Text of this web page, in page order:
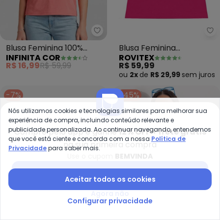
Infinita Cor - Blusa Feminina
Blusa Feminina 100%
Poliéster Básica (Rosa)
INFINITA COR
R$ 16,99R$ 59,99
Blusa Feminina
Viscotorcion com Bolso
(Rosa)
ROVITEX
R$ 59,99
ou 2x de R$ 29,99 sem juros
-7% -45%
Compre pelo app e ganhe12% OFF + frete grátis
na sua primeira compra
Nós utilizamos cookies e tecnologias similares para melhorar sua
experiência de compra, incluindo conteúdo relevante e
publicidade personalizada. Ao continuar navegando, entendemos
que você está ciente e concorda com a nossa Política de
Privacidadepara saber mais.
Aceitar todos os cookies
Configurar privacidade